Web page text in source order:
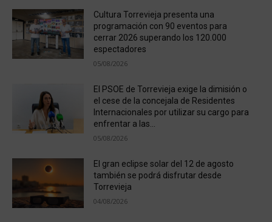
Cultura Torrevieja presenta una
programación con 90 eventos para
cerrar 2026 superando los 120.000
espectadores
05/08/2026
El PSOE de Torrevieja exige la dimisión o
el cese de la concejala de Residentes
Internacionales por utilizar su cargo para
enfrentar a las...
05/08/2026
El gran eclipse solar del 12 de agosto
también se podrá disfrutar desde
Torrevieja
04/08/2026